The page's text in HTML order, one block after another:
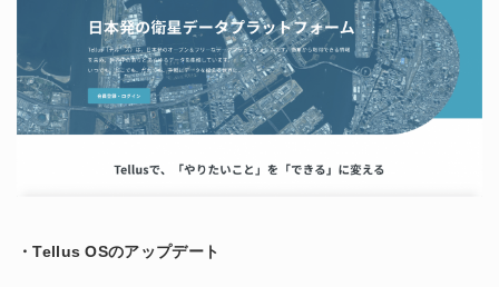
・Tellus OSのアップデート